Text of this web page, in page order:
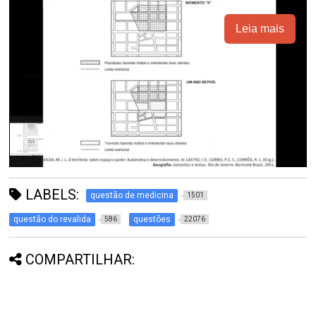
Leia mais
LABELS: questão de medicina 1501
questão do revalida 586 questões 22076
COMPARTILHAR: